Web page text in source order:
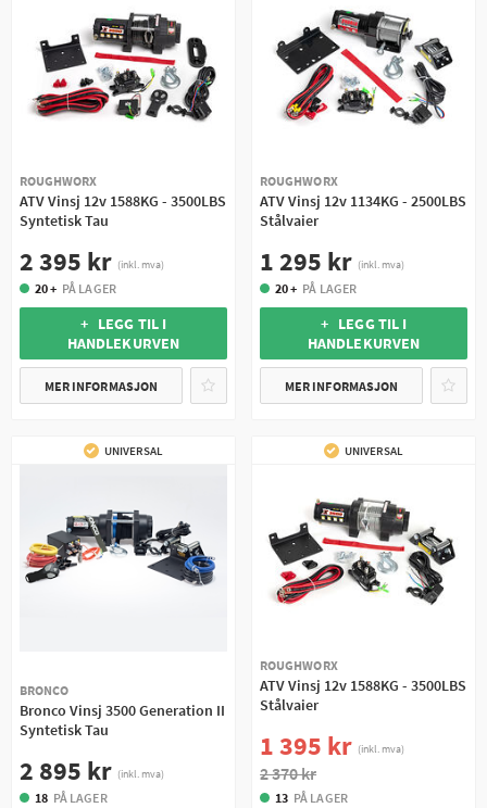
ROUGHWORX
ATV Vinsj 12v 1588KG - 3500LBS
Syntetisk Tau
2 395 kr (inkl. mva)
20 + PÅ LAGER
+ LEGG TIL I
HANDLEKURVEN
MER INFORMASJON
ROUGHWORX
ATV Vinsj 12v 1134KG - 2500LBS
Stålvaier
1 295 kr (inkl. mva)
20 + PÅ LAGER
+ LEGG TIL I
HANDLEKURVEN
MER INFORMASJON
UNIVERSAL
BRONCO
Bronco Vinsj 3500 Generation II
Syntetisk Tau
2 895 kr (inkl. mva)
18 PÅ LAGER
UNIVERSAL
ROUGHWORX
ATV Vinsj 12v 1588KG - 3500LBS
Stålvaier
1 395 kr (inkl. mva)
2 370 kr
13 PÅ LAGER